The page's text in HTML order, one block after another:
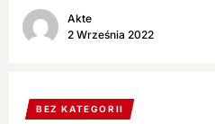
Akte
2 Września 2022
BEZ KATEGORII